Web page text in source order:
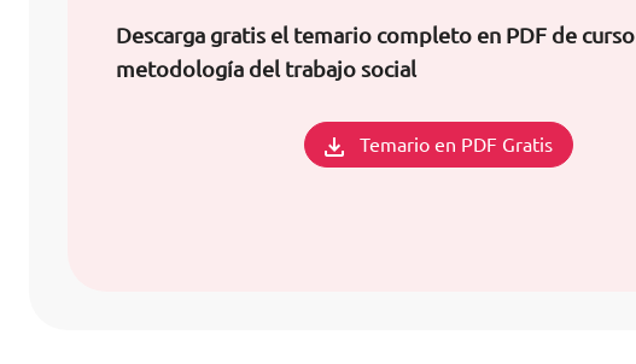
Descarga gratis el temario completo en PDF de curso
metodología del trabajo social
Temario en PDF Gratis